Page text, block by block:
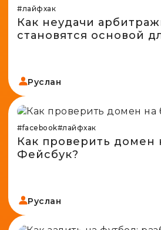
#лайфхак
Как неудачи
становятся основой
Руслан
#facebook#лайфхак
Как проверить домен
Фейсбук?
Руслан